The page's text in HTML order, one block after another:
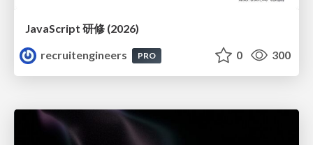
JavaScript 研修 (2026)
recruitengineers
PRO 0 300